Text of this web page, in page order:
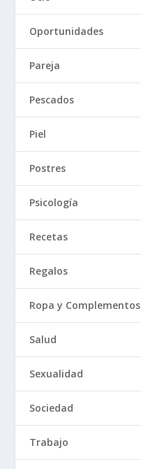
Oportunidades
Pareja
Pescados
Piel
Postres
Psicología
Recetas
Regalos
Ropa y Complementos
Salud
Sexualidad
Sociedad
Trabajo